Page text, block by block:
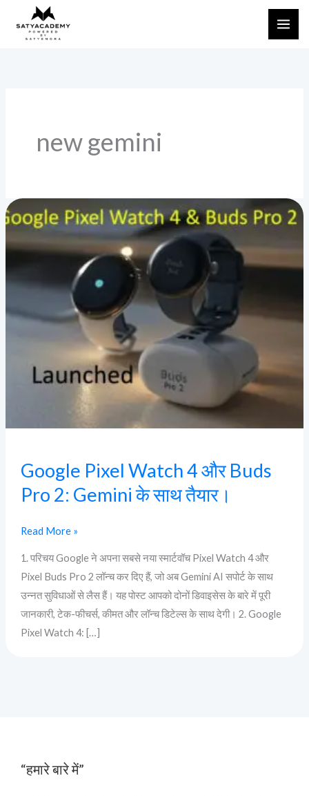
new gemini
Google Pixel Watch 4 और Buds
Pro 2: Gemini के साथ तैयार।
Google
Pixel
Watch
और
Pro
Read More »
1. परिचय Google ने अपना सबसे नया स्मार्टवॉच Pixel Watch 4 और
Pixel Buds Pro 2 लॉन्च कर दिए हैं, जो अब Gemini AI सपोर्ट के साथ
उन्नत सुविधाओं से लैस हैं। यह पोस्ट आपको दोनों डिवाइसेस के बारे में पूरी
जानकारी, टेक-फीचर्स, कीमत और लॉन्च डिटेल्स के साथ देगी। 2. Google
Pixel Watch 4: […]
“हमारे बारे में”